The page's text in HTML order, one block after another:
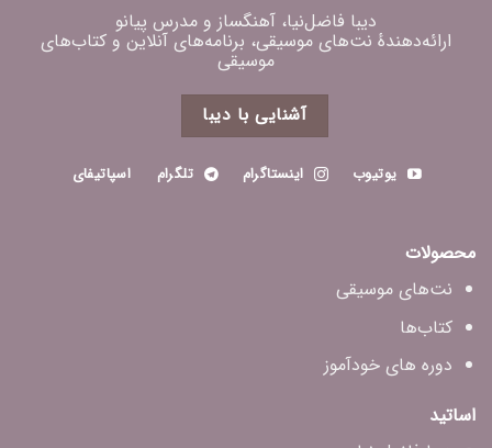
دیبا فاضل‌نیا، آهنگساز و مدرس پیانو
ارائه‌دهندهٔ نت‌های موسیقی، برنامه‌های آنلاین و کتاب‌های
موسیقی
آشنایی با دیبا
یوتیوب اینستاگرام تلگرام اسپاتیفای
محصولات
نت‌های موسیقی
کتاب‌ها
دوره های خودآموز
اساتید